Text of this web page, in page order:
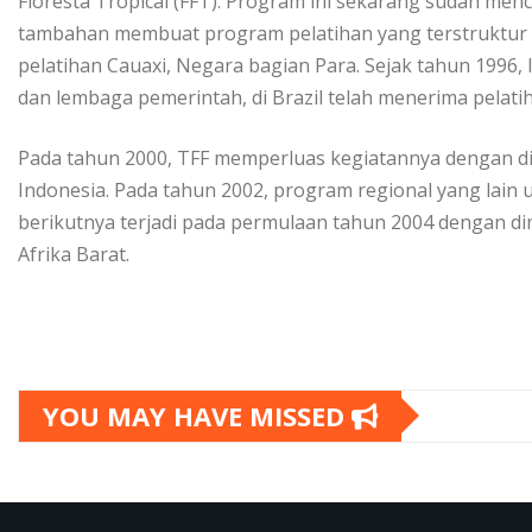
tambahan membuat program pelatihan yang
pelatihan Cauaxi, Negara bagian Para. Sejak tahun
dan lembaga pemerintah, di Brazil telah menerima
Pada tahun 2000, TFF memperluas kegiatannya
Indonesia. Pada tahun 2002, program regional yang lain
berikutnya terjadi pada permulaan tahun 2004 dengan
Afrika Barat.
YOU MAY HAVE MISSED